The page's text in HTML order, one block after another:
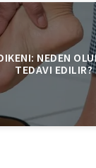
NEDEN
TEDAVI EDILIR?